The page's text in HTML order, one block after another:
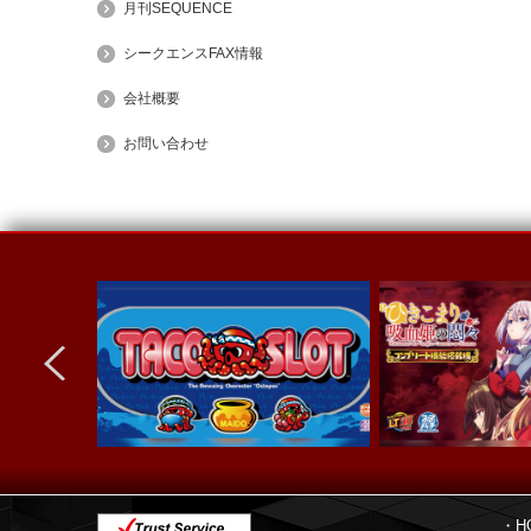
月刊SEQUENCE
シークエンスFAX情報
会社概要
お問い合わせ
next
・